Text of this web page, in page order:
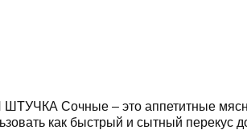
Сочные – это аппетитные
как быстрый и сытный перекус